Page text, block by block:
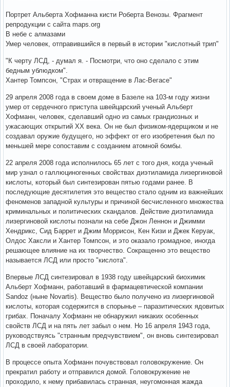
Портрет Альберта Хофманна кисти Роберта Венозы. Фрагмент
репродукции с сайта maps.org
В небе с алмазами
Умер человек, отправившийся в первый в истории "кислотный трип"
"К черту ЛСД, - думал я. - Посмотри, что оно сделало с этим
бедным ублюдком".
Хантер Томпсон, "Страх и отвращение в Лас-Вегасе"
29 апреля 2008 года в своем доме в Базеле на 103-м году жизни
умер от сердечного приступа швейцарский ученый Альберт
Хофманн, человек, сделавший одно из самых грандиозных и
ужасающих открытий ХХ века. Он не был физиком-ядерщиком и не
создавал оружие будущего, но эффект от его изобретения был по
меньшей мере сопоставим с созданием атомной бомбы.
22 апреля 2008 года исполнилось 65 лет с того дня, когда ученый
мир узнал о галлюциногенных свойствах диэтиламида лизергиновой
кислоты, который был синтезирован пятью годами ранее. В
последующие десятилетия это вещество стало одним из важнейших
феноменов западной культуры и причиной бесчисленного множества
криминальных и политических скандалов. Действие диэтиламида
лизергиновой кислоты познали на себе Джон Леннон и Джимми
Хендрикс, Сид Баррет и Джим Моррисон, Кен Кизи и Джек Керуак,
Олдос Хаксли и Хантер Томпсон, и это оказало громадное, иногда
решающее влияние на их творчество. Сокращенно это вещество
называется ЛСД или просто "кислота".
Впервые ЛСД синтезировал в 1938 году швейцарский биохимик
Альберт Хофманн, работавший в фармацевтической компании
Sandoz (ныне Novartis). Вещество было получено из лизергиновой
кислоты, которая содержится в спорынье – паразитических ядовитых
грибах. Поначалу Хофманн не обнаружил никаких особенных
свойств ЛСД и на пять лет забыл о нем. Но 16 апреля 1943 года,
руководствуясь "странным предчувствием", он вновь синтезировал
ЛСД в своей лаборатории.
В процессе опыта Хофманн почувствовал головокружение. Он
прекратил работу и отправился домой. Головокружение не
проходило, к нему прибавилась странная, неугомонная жажда